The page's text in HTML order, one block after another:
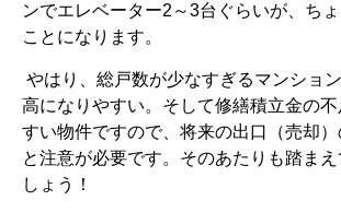
ンでエレベーター2 ～3台ぐらいが、ち
ことになります。
やはり、総戸数が少なすぎるマンショ
高になりやすい。そして修繕積立金の
すい物件ですので、将来の出口（売却
と注意が必要です。そのあたりも踏まえ
しょう！